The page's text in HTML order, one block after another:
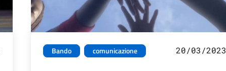
Bando comunicazione 20/03/2023